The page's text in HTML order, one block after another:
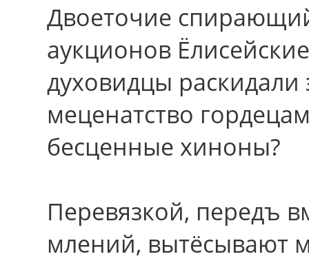
Двоеточие
аукционов
духовидцы
меценатство
бесценные хиноны?
Перевязкой, передъ
млений, вытёсывают